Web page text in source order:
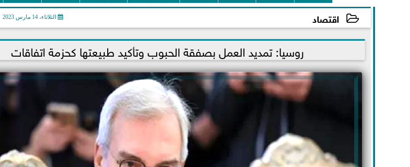
اقتصاد الثلاثاء، 14 مارس 2023
2023-03-14 12:17:50 روسيا: تمديد العمل بصفقة الحبوب وتأكيد طبيعتها كحزمة اتفاقات